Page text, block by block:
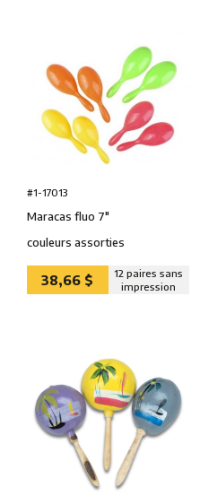
#1-17013
Maracas fluo 7″
couleurs assorties
38,66 $
12 paires sans
impression